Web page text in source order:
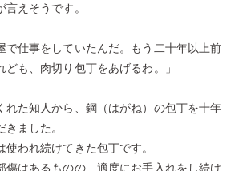
えそうです。
で仕事をしていたんだ。もう二十年以上前
も、肉切り包丁をあげるわ。」
れた知人から、鋼（はがね）の包丁を十年
ました。
われ続けてきた包丁です。
傷はあるものの、適度にお手入れをし続け